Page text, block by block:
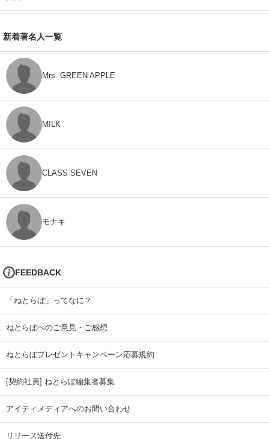
新着著名人一覧
Mrs. GREEN APPLE
M!LK
CLASS SEVEN
モナキ
FEEDBACK
「ねとらぼ」ってなに？
ねとらぼへのご意見・ご感想
ねとらぼプレゼントキャンペーン応募規約
[契約社員] ねとらぼ編集者募集
アイティメディアへのお問い合わせ
リリース送付先